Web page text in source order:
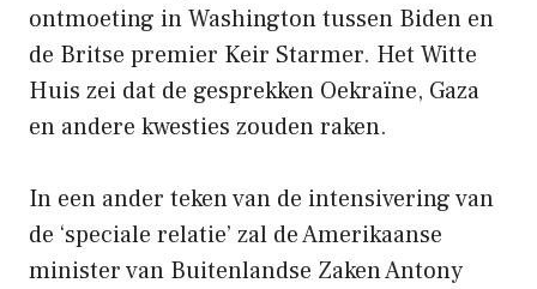
ontmoeting in Washington tussen Biden en
de Britse premier Keir Starmer. Het Witte
Huis zei dat de gesprekken Oekraïne, Gaza
en andere kwesties zouden raken.
In een ander teken van de intensivering van
de ‘speciale relatie’ zal de Amerikaanse
minister van Buitenlandse Zaken Antony